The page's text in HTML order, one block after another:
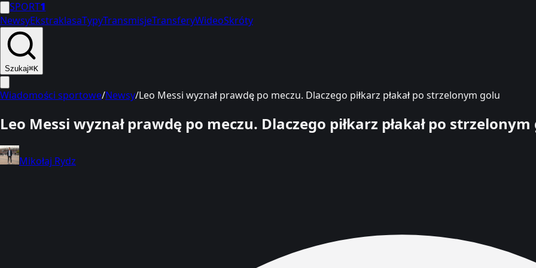
SPORT1
NewsyEkstraklasaTypyTransmisjeTransferyWideoSkróty
Szukaj⌘K
Wiadomości sportowe/Newsy/Leo Messi wyznał prawdę po meczu. Dlaczego piłkarz płakał po strzelonym golu
Leo Messi wyznał prawdę po meczu. Dlaczego piłkarz płakał po
Mikołaj Rydz